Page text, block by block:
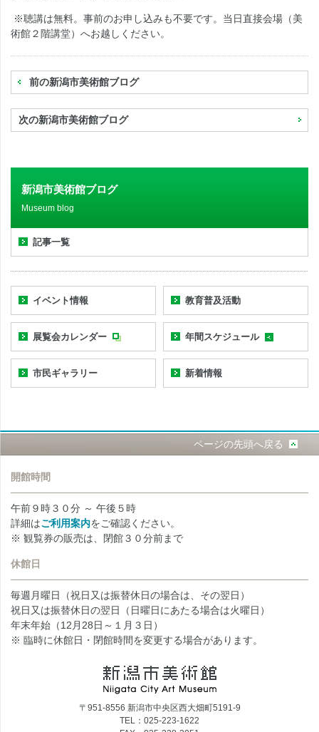
※聴講は無料。事前のお申し込みも不要です。当日直接会場（美
術館２階講堂）へお越しください。
前の新潟市美術館ブログ
次の新潟市美術館ブログ
新潟市美術館ブログ
Museum blog
記事一覧
イベント情報 教育普及活動
展覧会カレンダー 年間スケジュール
市民ギャラリー 新着情報
ページの先頭へ戻る
開館時間
午前９時３０分 ～ 午後５時
詳細はご利用案内をご確認ください。
※ 観覧券の販売は、閉館３０分前まで
休館日
毎週月曜日（祝日又は振替休日の場合は、その翌日）
祝日又は振替休日の翌日（日曜日にあたる場合は火曜日）
年末年始（12月28日～１月３日）
※ 臨時に休館日・閉館時間を変更する場合があります。
〒951-8556 新潟市中央区西大畑町5191-9
TEL：025-223-1622